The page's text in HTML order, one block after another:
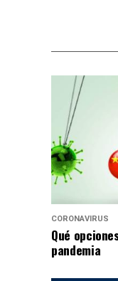
CORONAVIRUS
Qué
pandemia